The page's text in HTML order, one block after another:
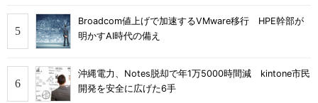
Broadcom値上げで加速するVMware移行 HPE幹部が
明かすAI時代の備え
沖縄電力、Notes脱却で年1万5000時間減 kintone市民
開発を安全に広げた6手